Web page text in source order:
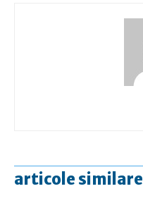
articole similare